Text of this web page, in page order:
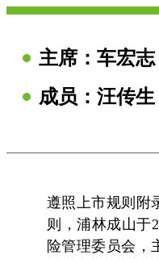
主席：车宏志
成员：汪传
遵照上市规则附
则，浦林成山于
险管理委员会，